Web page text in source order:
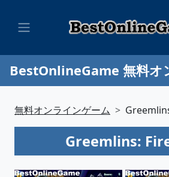
BestOnlineGame 無料オ
無料オンラインゲーム
Greemlins: